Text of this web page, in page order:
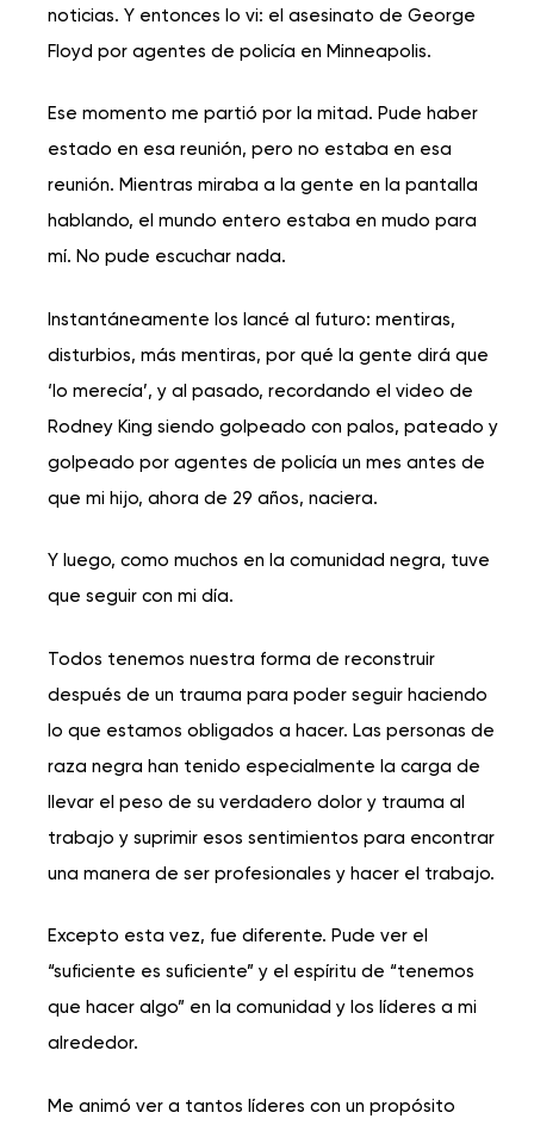
noticias. Y entonces lo vi: el asesinato de George
Floyd por agentes de policía en Minneapolis.
Ese momento me partió por la mitad. Pude haber
estado en esa reunión, pero no estaba en esa
reunión. Mientras miraba a la gente en la pantalla
hablando, el mundo entero estaba en mudo para
mí. No pude escuchar nada.
Instantáneamente los lancé al futuro: mentiras,
disturbios, más mentiras, por qué la gente dirá que
‘lo merecía’, y al pasado, recordando el video de
Rodney King siendo golpeado con palos, pateado y
golpeado por agentes de policía un mes antes de
que mi hijo, ahora de 29 años, naciera.
Y luego, como muchos en la comunidad negra, tuve
que seguir con mi día.
Todos tenemos nuestra forma de reconstruir
después de un trauma para poder seguir haciendo
lo que estamos obligados a hacer. Las personas de
raza negra han tenido especialmente la carga de
llevar el peso de su verdadero dolor y trauma al
trabajo y suprimir esos sentimientos para encontrar
una manera de ser profesionales y hacer el trabajo.
Excepto esta vez, fue diferente. Pude ver el
“suficiente es suficiente” y el espíritu de “tenemos
que hacer algo” en la comunidad y los líderes a mi
alrededor.
Me animó ver a tantos líderes con un propósito